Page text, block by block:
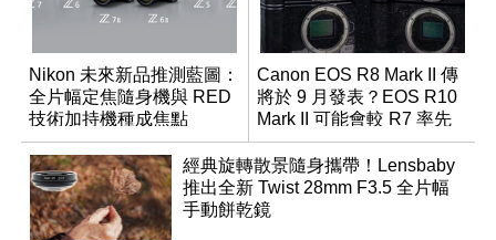
Nikon 未來新品推測藍圖：
全片幅定焦隨身機與 RED
技術加持機種成焦點
Canon EOS R8 Mark II 傳
將於 9 月發表？EOS R10
Mark II 可能會較 R7 率先
推出
經典旋轉散景隨身攜帶！Lensbaby
推出全新 Twist 28mm F3.5 全片幅
手動餅乾鏡